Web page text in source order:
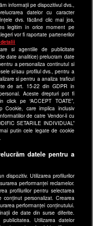
informații pe dispozitivul dvs.,
datelor cu caracter
dvs. făcând clic mai jos,
legitim în orice moment pe
vor fi raportate partenerilor
si agentiile de publicitate
date analitice) prelucram date
a personaliza continutul si
si/sau profilul dvs., pentru a
si pentru a analiza traficul
de art. 15-22 din GDPR in
Aceste drepturi pot fi
click pe “ACCEPT TOATE”,
Cookie, care implica inclusiv
de catre Vendor-ii cu
SETARILE INDIVIDUAL”
putin cele legate de cookie
datele pentru a
dispozitiv. Utilizarea profilurilor
performanței reclamelor.
profilurilor pentru selectarea
conținut personalizat. Crearea
performanței conținutului.
de date din surse diferite.
Utilizarea datelor